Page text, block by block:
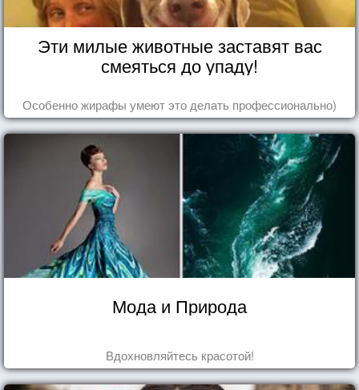
Эти милые животные заставят вас
смеяться до упаду!
Особенно жирафы умеют это делать профессионально)
Мода и Природа
Вдохновляйтесь красотой!